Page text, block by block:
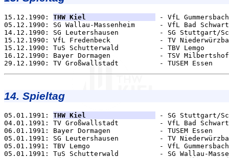
15.12.1990: THW Kiel
- VfL
05.12.1990: SG Wallau-Massenheim      - VfL
14.12.1990: SG Leutershausen          - SG
15.12.1990: VfL Fredenbeck            - TV
15.12.1990: TuS Schutterwald          - TBV
16.12.1990: Bayer Dormagen            - TSV
14. Spieltag
05.01.1991: THW Kiel
- SG
04.01.1991: TV Großwallstadt          - VfL Bad
06.01.1991: Bayer Dormagen            - TUSEM
05.01.1991: SG Leutershausen          - TV
05.01.1991: TBV Lemgo                 - VfL
05.01.1991: TuS Schutterwald          - SG